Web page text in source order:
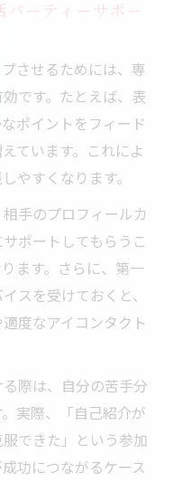
パーティーサポー
させるためには、専
です。たとえば、表
ポイントをフィード
ています。これによ
やすくなります。
手のプロフィールカ
ポートしてもらうこ
ます。さらに、第一
スを受けておくと、
度なアイコンタクト
際は、自分の苦手分
実際、「自己紹介が
できた」という参加
功につながるケース